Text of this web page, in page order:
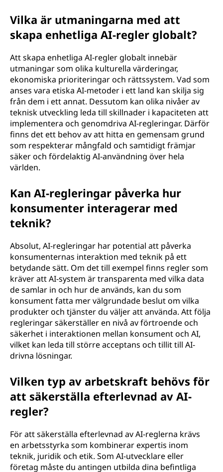
Vilka är utmaningarna med att
skapa enhetliga AI-regler globalt?
Att skapa enhetliga AI-regler globalt innebär
utmaningar som olika kulturella värderingar,
ekonomiska prioriteringar och rättssystem. Vad som
anses vara etiska AI-metoder i ett land kan skilja sig
från dem i ett annat. Dessutom kan olika nivåer av
teknisk utveckling leda till skillnader i kapaciteten att
implementera och genomdriva AI-regleringar. Därför
finns det ett behov av att hitta en gemensam grund
som respekterar mångfald och samtidigt främjar
säker och fördelaktig AI-användning över hela
världen.
Kan AI-regleringar påverka hur
konsumenter interagerar med
teknik?
Absolut, AI-regleringar har potential att påverka
konsumenternas interaktion med teknik på ett
betydande sätt. Om det till exempel finns regler som
kräver att AI-system är transparenta med vilka data
de samlar in och hur de används, kan du som
konsument fatta mer välgrundade beslut om vilka
produkter och tjänster du väljer att använda. Att följa
regleringar säkerställer en nivå av förtroende och
säkerhet i interaktionen mellan konsument och AI,
vilket kan leda till större acceptans och tillit till AI-
drivna lösningar.
Vilken typ av arbetskraft behövs för
att säkerställa efterlevnad av AI-
regler?
För att säkerställa efterlevnad av AI-reglerna krävs
en arbetsstyrka som kombinerar expertis inom
teknik, juridik och etik. Som AI-utvecklare eller
företag måste du antingen utbilda dina befintliga